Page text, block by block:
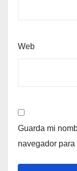
Web
Guarda mi
navegador